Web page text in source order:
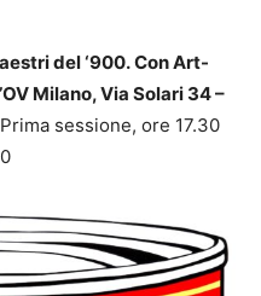
del ‘900.Con Art-
Milano, Via Solari 34 –
Prima sessione, ore 17.30